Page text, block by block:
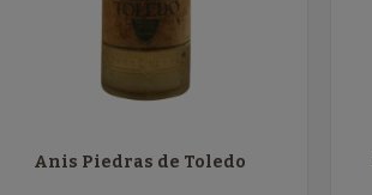
Anis Piedras de Toledo